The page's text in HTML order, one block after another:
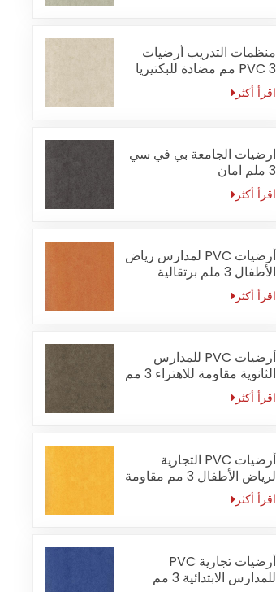
منظمات التدريب أرضيات
PVC 3 مم مضادة للبكتيريا
اقرأ أكثر
ارضيات الجامعة بي في سي
3 ملم امان
اقرأ أكثر
أرضيات PVC لمدارس رياض
الأطفال 3 ملم برتقالية
مقاومة للحريق
اقرأ أكثر
أرضيات PVC للمدارس
الثانوية مقاومة للاهتراء 3 مم
اقرأ أكثر
أرضيات PVC التجارية
لرياض الأطفال 3 مم مقاومة
للماء
اقرأ أكثر
أرضيات تجارية PVC
للمدارس الابتدائية 3 مم